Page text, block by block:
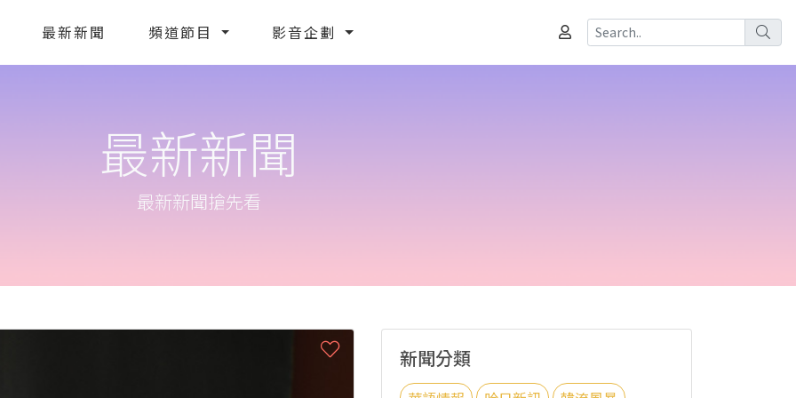
最新新聞 頻道節目 影音企劃
最新新聞
最新新聞搶先看
新聞分類